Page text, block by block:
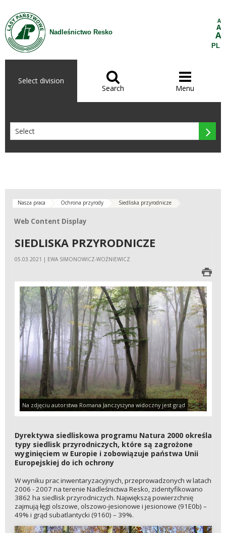
Skip to Content
Nadleśnictwo Resko
A
A
A
PL
Select division 
Search

Menu

Nasza praca Ochrona przyrody Siedliska przyrodnicze
Web Content Display
Web Content Display
SIEDLISKA PRZYRODNICZE
05.03.2021 | EWA SIMONOWICZ-WOŹNIEWICZ
Na zdjęciu autorstwa Romana Janczyszyna widoczny jest grąd
Dyrektywa siedliskowa programu Natura 2000 określa
typy siedlisk przyrodniczych, które są zagrożone
wyginięciem w Europie i zobowiązuje państwa Unii
Europejskiej do ich ochrony
W wyniku prac inwentaryzacyjnych, przeprowadzonych w latach
2006 - 2007 na terenie Nadleśnictwa Resko, zidentyfikowano
3862 ha siedlisk przyrodniczych. Największą powierzchnię
zajmują łęgi olszowe, olszowo-jesionowe i jesionowe (91E0b) –
49% i grąd subatlantycki (9160) – 39%.